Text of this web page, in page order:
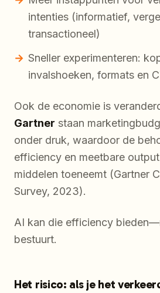
intenties (informatief,
transactioneel)
Sneller experimenteren:
invalshoeken, formats en
Ook de economie is
Gartner staan
onder druk, waardoor de
efficiency en meetbare
middelen toeneemt (Gartner
Survey, 2023).
AI kan die efficiency
bestuurt.
Het risico: als je het